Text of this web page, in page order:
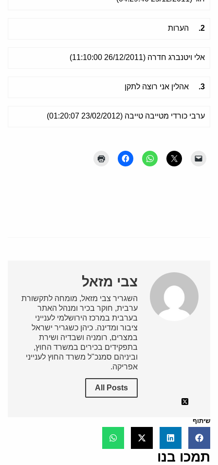
2. הערות
אלי ויטנברג חדרה (26/12/2011 11:10:00)
3. אהלין אני רוצה לתקן
ערבי כורדי מטייבה טייבה (23/02/2012 01:20:07)
צבי מזאל
השגריר צבי מזאל, מומחה לתקשורת
ערבית, חוקר בכיר ומנהל האתר
בערבית במרכז הירושלמי לענייני
ציבור ומדינה. כיהן כשגריר ישראל
במצרים, רומניה ושבדיה ושירת
בתפקידים בכירים במשרד החוץ,
וביניהם סמנכ"ל משרד החוץ לענייני
אפריקה.
All Posts
שיתוף
תמכו בנו